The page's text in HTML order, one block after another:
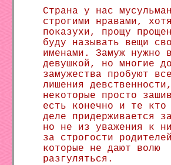
Страна у нас
строгими нравами,
показухи, прощу
буду называть вещи
именами. Замуж нужно
девушкой, но многие до
замужества пробуют
лишения
некоторые просто
есть конечно и те кто
деле придерживается
но не из уважения к
за строгости
которые не дают волю
разгуляться.